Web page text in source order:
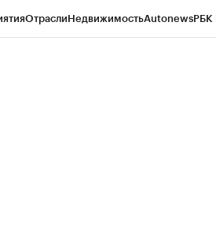
ОтраслиНедвижимостьAutonewsРБК